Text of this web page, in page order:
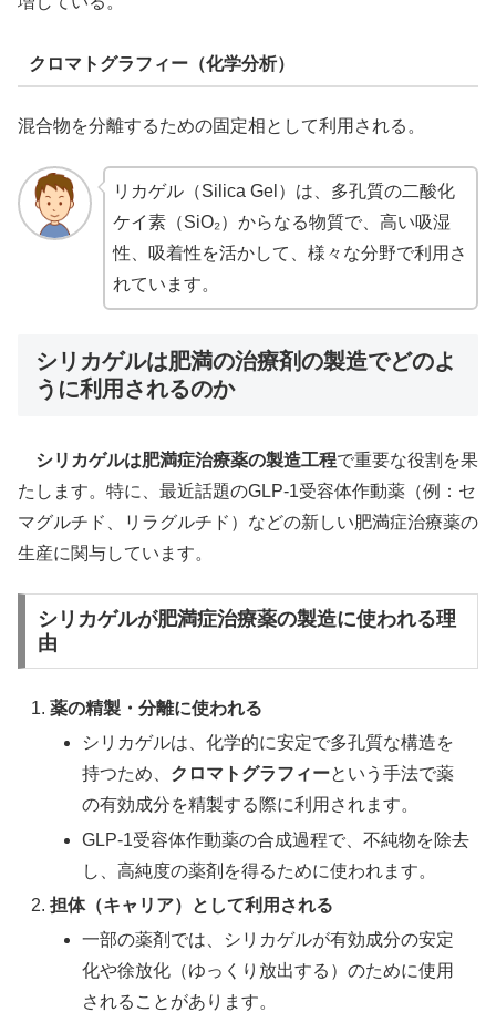
クロマトグラフィー（化学分析）
混合物を分離するための固定相として利用される。
リカゲル（Silica Gel）は、多孔質の二酸化
ケイ素（SiO₂）からなる物質で、高い吸湿
性、吸着性を活かして、様々な分野で利用さ
れています。
シリカゲルは肥満の治療剤の製造でどのよ
うに利用されるのか
シリカゲルは肥満症治療薬の製造工程で重要な役割を果
たします。特に、最近話題のGLP-1受容体作動薬（例：セ
マグルチド、リラグルチド）などの新しい肥満症治療薬の
生産に関与しています。
シリカゲルが肥満症治療薬の製造に使われる理
由
薬の精製・分離に使われる
シリカゲルは、化学的に安定で多孔質な構造を
持つため、 クロマトグラフィーという手法で薬
の有効成分を精製する際に利用されます。
GLP-1受容体作動薬の合成過程で、不純物を除去
し、高純度の薬剤を得るために使われます。
担体（キャリア）として利用される
一部の薬剤では、シリカゲルが有効成分の安定
化や徐放化（ゆっくり放出する）のために使用
されることがあります。